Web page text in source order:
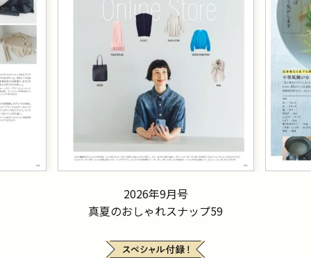
2026年9月号
真夏のおしゃれスナップ59